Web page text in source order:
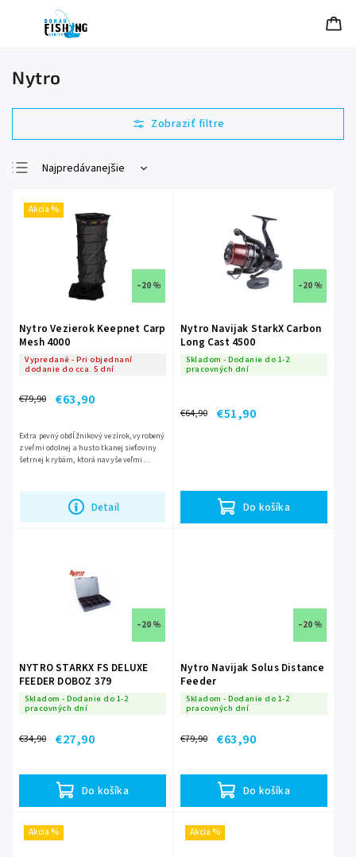
Nytro
Najpredávanejšie
Najdrahšie
Abecedne
Akcia %
–20 %
Nytro Vezierok Keepnet Carp
Mesh 4000
Vypredané - Pri objednaní
dodanie do cca. 5 dní
€79,90 €63,90
Detail
Extra pevný obdĺžnikový vezírok, vyrobený
z veľmi odolnej a husto tkanej sieťoviny
šetrnej k rybám, ktorá navyše veľmi
–20 %
Nytro Navijak StarkX Carbon
Long Cast 4500
Skladom - Dodanie do 1-2
pracovných dní
€64,90 €51,90
Do košíka
–20 %
NYTRO STARKX FS DELUXE
FEEDER DOBOZ 379
Skladom - Dodanie do 1-2
pracovných dní
€34,90 €27,90
Do košíka
–20 %
Nytro Navijak Solus Distance
Feeder
Skladom - Dodanie do 1-2
pracovných dní
€79,90 €63,90
Do košíka
Akcia % Akcia %